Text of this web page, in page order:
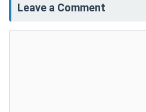
Leave a Comment